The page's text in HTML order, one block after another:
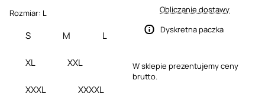
Rozmiar: L
S M L
XL XXL
XXXL XXXXL
Obliczanie dostawy
Dyskretna paczka
W sklepie prezentujemy ceny
brutto.